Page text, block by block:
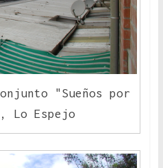
"Sueños por
Lo Espejo